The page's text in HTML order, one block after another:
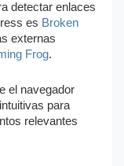
detectar enlaces
es Broken
externas
Frog.
el navegador
para
relevantes